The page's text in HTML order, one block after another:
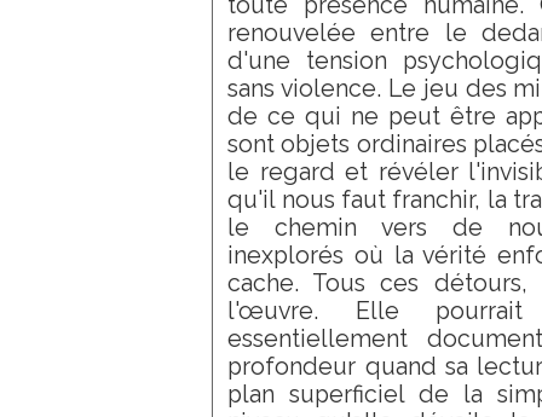
renouvelée entre le
d'une tension
sans violence. Le jeu des
de ce qui ne peut être
sont objets ordinaires
le regard et révéler
qu'il nous faut franchir, la
le chemin vers de
inexplorés où la vérité
cache. Tous ces
l'œuvre. Elle
essentiellement
profondeur quand sa
plan superficiel de la